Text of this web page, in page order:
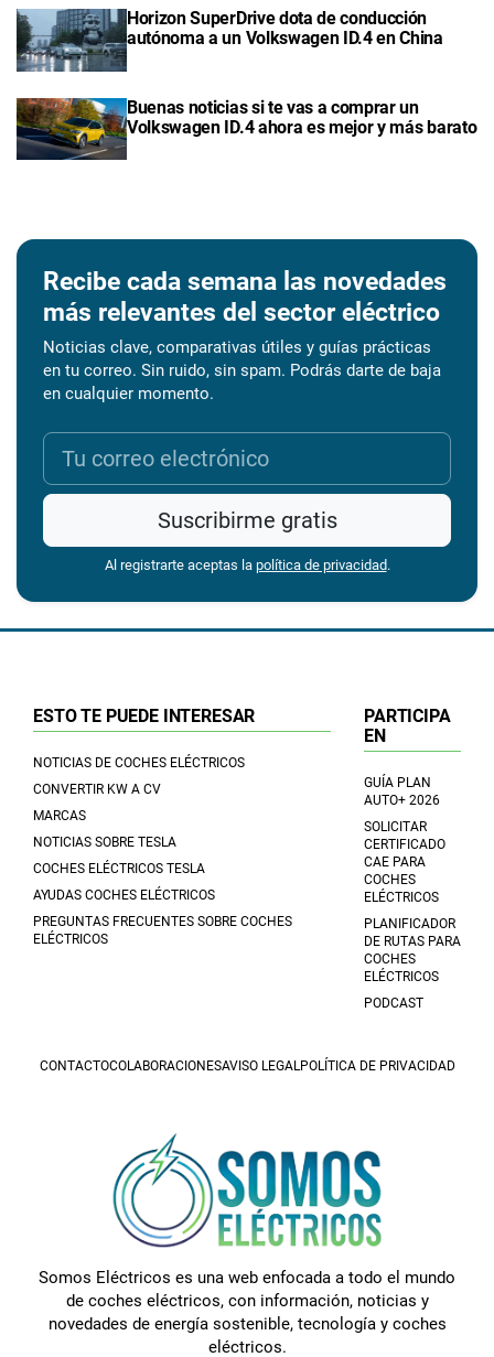
Horizon SuperDrive dota de conducción
autónoma a un Volkswagen ID.4 en China
Buenas noticias si te vas a comprar un
Volkswagen ID.4 ahora es mejor y más barato
Recibe cada semana las novedades
más relevantes del sector eléctrico
Noticias clave, comparativas útiles y guías prácticas
en tu correo. Sin ruido, sin spam. Podrás darte de baja
en cualquier momento.
Suscribirme gratis
Al registrarte aceptas la política de privacidad.
ESTO TE PUEDE INTERESAR
NOTICIAS DE COCHES ELÉCTRICOS
CONVERTIR KW A CV
MARCAS
NOTICIAS SOBRE TESLA
COCHES ELÉCTRICOS TESLA
AYUDAS COCHES ELÉCTRICOS
PREGUNTAS FRECUENTES SOBRE COCHES
ELÉCTRICOS
PARTICIPA
EN
GUÍA PLAN
AUTO+ 2026
SOLICITAR
CERTIFICADO
CAE PARA
COCHES
ELÉCTRICOS
PLANIFICADOR
DE RUTAS PARA
COCHES
ELÉCTRICOS
PODCAST
CONTACTOCOLABORACIONESAVISO LEGALPOLÍTICA DE PRIVACIDAD
Somos Eléctricos es una web enfocada a todo el mundo
de coches eléctricos, con información, noticias y
novedades de energía sostenible, tecnología y coches
eléctricos.